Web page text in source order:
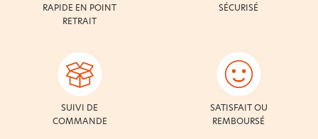
RAPIDE EN POINT
RETRAIT
SÉCURISÉ
SUIVI DE
COMMANDE
SATISFAIT OU
REMBOURSÉ